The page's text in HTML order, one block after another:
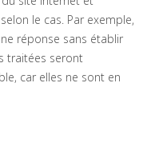
le cas. Par exemple,
réponse sans établir
traitées seront
car elles ne sont en